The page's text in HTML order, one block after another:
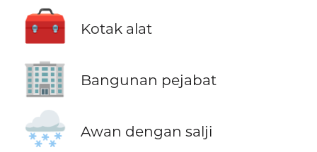
🧰 Kotak alat
🏢 Bangunan pejabat
🌨️ Awan dengan salji